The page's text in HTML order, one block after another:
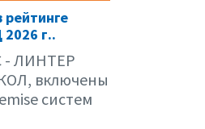
г..
- ЛИНТЕР
включены
систем